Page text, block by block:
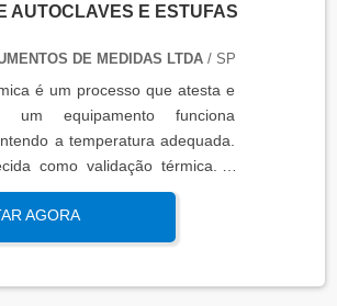
AUTOCLAVES E ESTUFAS
DE MEDIDAS LTDA/ SP
é um processo que atesta e
um equipamento funciona
a temperatura adequada.
como validação térmica. A
é importante para garantir a
de equipamentos que
de temperatura. É aplicada a
estufas, câmaras frias,
AGORA